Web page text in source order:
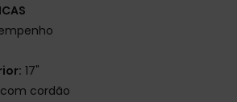
17"
cordão